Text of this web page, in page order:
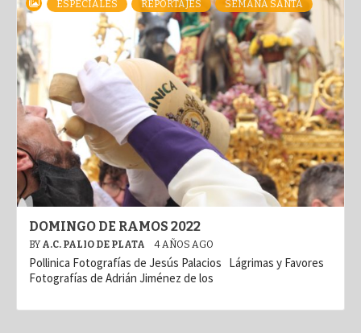
ESPECIALES REPORTAJES SEMANA SANTA
DOMINGO DE RAMOS 2022
BY A.C. PALIO DE PLATA 4 AÑOS AGO
Pollinica Fotografías de Jesús Palacios Lágrimas y Favores
Fotografías de Adrián Jiménez de los